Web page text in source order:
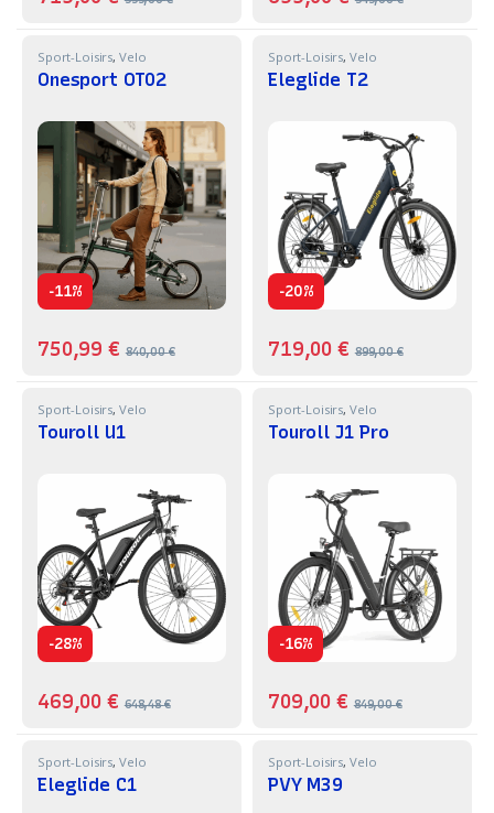
Sport-Loisirs, Velo
Onesport OT02
-11%
750,99€ 840,00€
Sport-Loisirs, Velo
Eleglide T2
-20%
719,00€ 899,00€
Sport-Loisirs, Velo
Touroll U1
-28%
469,00€ 648,48€
Sport-Loisirs, Velo
Touroll J1 Pro
-16%
709,00€ 849,00€
Sport-Loisirs, Velo
Eleglide C1
Sport-Loisirs, Velo
PVY M39